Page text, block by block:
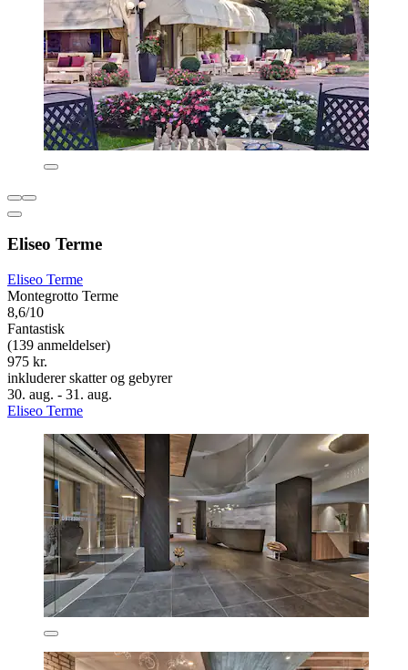
Eliseo Terme
Eliseo Terme
Montegrotto Terme
8,6/10
Fantastisk
(139 anmeldelser)
975 kr.
inkluderer skatter og gebyrer
30. aug. - 31. aug.
Eliseo Terme